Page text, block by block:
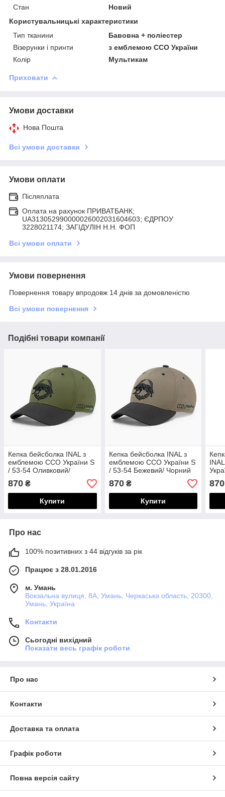
Стан
Новий
Користувальницькі характеристики
Тип тканини
Бавовна + поліестер
Візерунки і принти
з емблемою ССО України
Колір
Мультикам
Приховати
Умови доставки
Нова Пошта
Всі умови доставки
Умови оплати
Післяплата
Оплата на рахунок ПРИВАТБАНК;
UA313052990000026002031604603; ЄДРПОУ
3228021174; ЗАГIДУЛIН Н.Н. ФОП
Всі умови оплати
Умови повернення
Повернення товару впродовж 14 днів за домовленістю
Всі умови повернення
Подібні товари компанії
Кепка бейсболка INAL з
емблемою ССО України S
/ 53-54 Оливковий/
Чорний 52553
870 ₴
Купити
Кепка бейсболка INAL з
емблемою ССО України S
/ 53-54 Бежевий/ Чорний
52653
870₴
Купити
870
Про нас
100% позитивних з 44 відгуків за рік
Працює з 28.01.2016
м. Умань
Вокзальна вулиця, 8А, Умань, Черкаська область, 20300,
Умань, Україна
Контакти
Сьогодні вихідний
Показати весь графік роботи
Про нас
Контакти
Доставка та оплата
Графік роботи
Повна версія сайту